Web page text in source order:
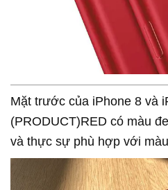
Mặt trước của iPhone 8 và
(PRODUCT)RED có màu
và thực sự phù hợp với